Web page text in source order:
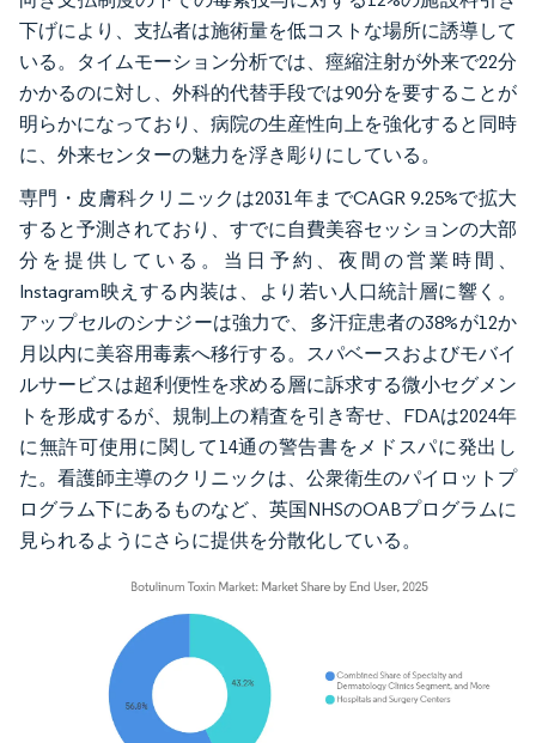
下げにより、支払者は施術量を低コストな場所に誘導して
いる。タイムモーション分析では、痙縮注射が外来で22分
かかるのに対し、外科的代替手段では90分を要することが
明らかになっており、病院の生産性向上を強化すると同時
に、外来センターの魅力を浮き彫りにしている。
専門・皮膚科クリニックは2031年までCAGR 9.25%で拡大
すると予測されており、すでに自費美容セッションの大部
分を提供している。当日予約、夜間の営業時間、
Instagram映えする内装は、より若い人口統計層に響く。
アップセルのシナジーは強力で、多汗症患者の38%が12か
月以内に美容用毒素へ移行する。スパベースおよびモバイ
ルサービスは超利便性を求める層に訴求する微小セグメン
トを形成するが、規制上の精査を引き寄せ、FDAは2024年
に無許可使用に関して14通の警告書をメドスパに発出し
た。看護師主導のクリニックは、公衆衛生のパイロットプ
ログラム下にあるものなど、英国NHSのOABプログラムに
見られるようにさらに提供を分散化している。